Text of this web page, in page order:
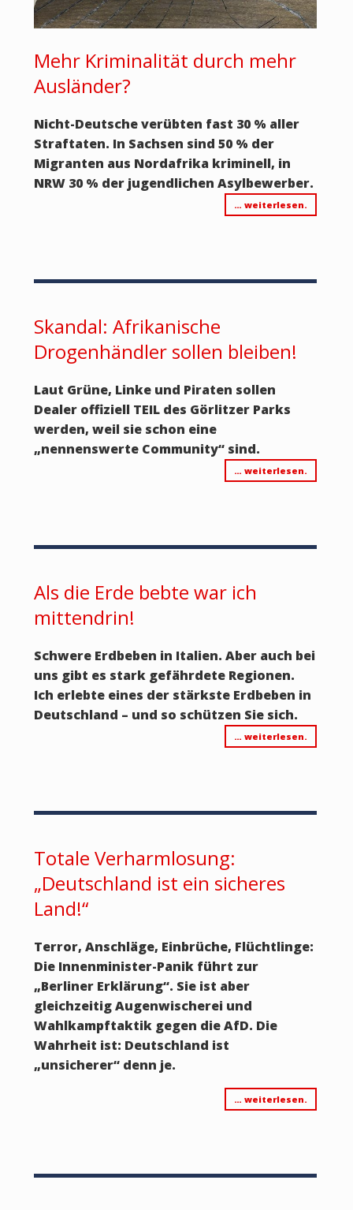
Mehr Kriminalität durch mehr
Ausländer?
Nicht-Deutsche verübten fast 30 % aller
Straftaten. In Sachsen sind 50 % der
Migranten aus Nordafrika kriminell, in
NRW 30 % der jugendlichen Asylbewerber.
… weiterlesen.
Skandal: Afrikanische
Drogenhändler sollen bleiben!
Laut Grüne, Linke und Piraten sollen
Dealer offiziell TEIL des Görlitzer Parks
werden, weil sie schon eine
„nennenswerte Community“ sind.
… weiterlesen.
Als die Erde bebte war ich
mittendrin!
Schwere Erdbeben in Italien. Aber auch bei
uns gibt es stark gefährdete Regionen.
Ich erlebte eines der stärkste Erdbeben in
Deutschland – und so schützen Sie sich.
… weiterlesen.
Totale Verharmlosung:
„Deutschland ist ein sicheres
Land!“
Terror, Anschläge, Einbrüche, Flüchtlinge:
Die Innenminister-Panik führt zur
„Berliner Erklärung“. Sie ist aber
gleichzeitig Augenwischerei und
Wahlkampftaktik gegen die AfD. Die
Wahrheit ist: Deutschland ist
„unsicherer“ denn je.
… weiterlesen.